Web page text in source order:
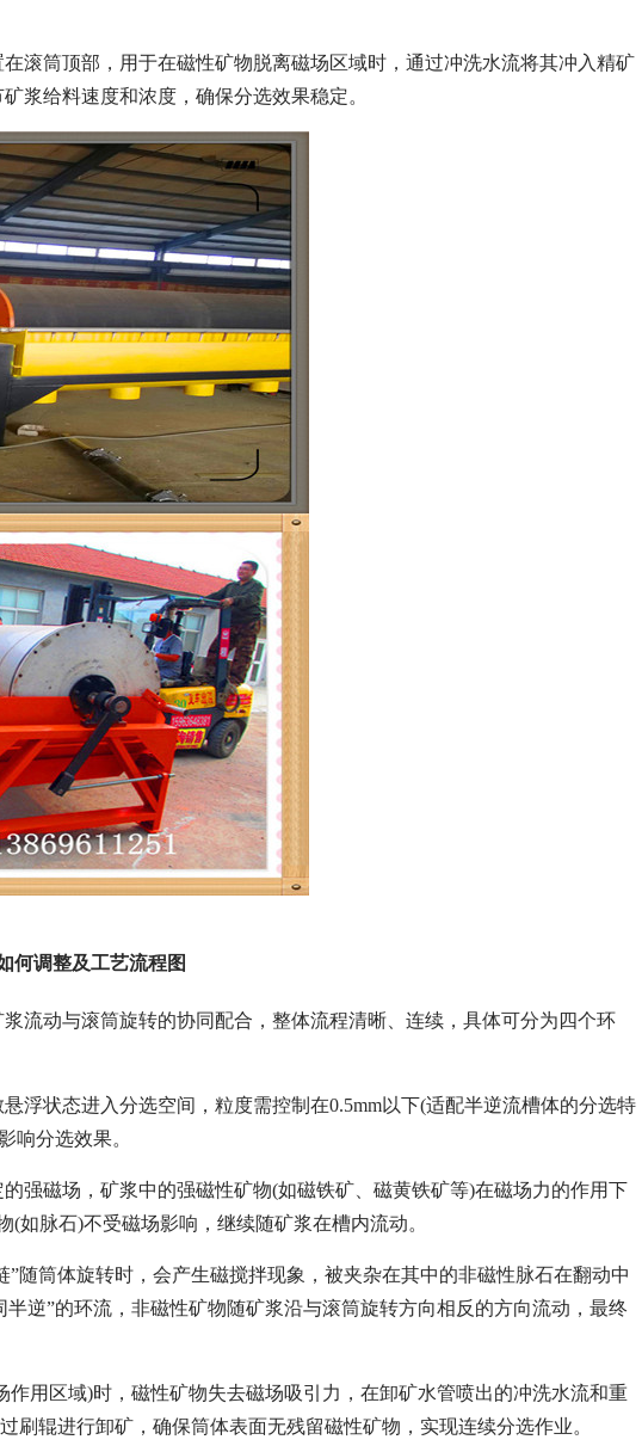
滚筒顶部，用于在磁性矿物脱离磁场区域时，通过冲洗水流将其冲入精矿
浆给料速度和浓度，确保分选效果稳定。
何调整及工艺流程图
流动与滚筒旋转的协同配合，整体流程清晰、连续，具体可分为四个环
浮状态进入分选空间，粒度需控制在0.5mm以下(适配半逆流槽体的分选特
响分选效果。
强磁场，矿浆中的强磁性矿物(如磁铁矿、磁黄铁矿等)在磁场力的作用下
如脉石)不受磁场影响，继续随矿浆在槽内流动。
随筒体旋转时，会产生磁搅拌现象，被夹杂在其中的非磁性脉石在翻动中
逆”的环流，非磁性矿物随矿浆沿与滚筒旋转方向相反的方向流动，最终
用区域)时，磁性矿物失去磁场吸引力，在卸矿水管喷出的冲洗水流和重
辊进行卸矿，确保筒体表面无残留磁性矿物，实现连续分选作业。